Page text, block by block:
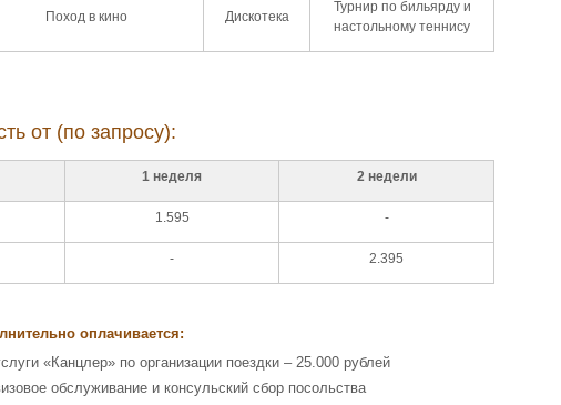
Поход в кино Дискотека
Турнир по бильярду и
настольному теннису
от (по запросу):
1 неделя 2 недели
1.595 -
- 2.395
оплачивается:
«Канцлер» по организации поездки – 25.000 рублей
обслуживание и консульский сбор посольства